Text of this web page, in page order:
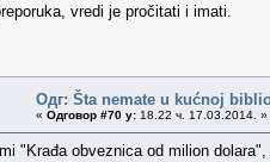
vredi je pročitati i imati.
Одг: Šta nemate u kućnoj
« Одговор #70 у: 18.22 ч. 17.03.2014. »
"Krađa obveznica od milion